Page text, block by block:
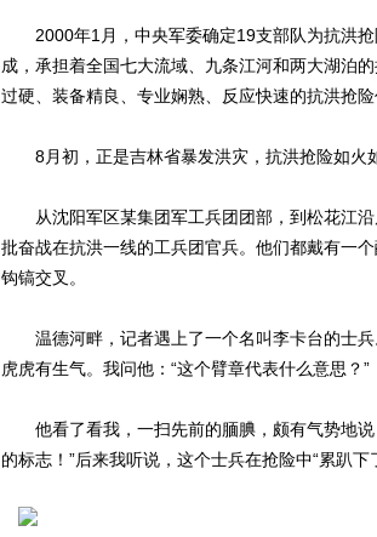
2000年1月，中央军委确定19支部队为抗洪抢
成，承担着全国七大流域、九条江河和两大湖泊
过硬、装备精良、专业娴熟、反应快速的抗洪抢险
8月初，正是吉林省暴发洪灾，抗洪抢险如火如
从沈阳军区某集团军工兵团团部，到松花江沿
批奋战在抗洪一线的工兵团官兵。他们都戴有一
钩镐交叉。
温德河畔，记者遇上了一个名叫李卡台的士兵
虎虎有生气。我问他：“这个臂章代表什么意思？”
他看了看我，一扫先前的腼腆，颇有气势地说
的标志！”后来我听说，这个士兵在抢险中“累趴